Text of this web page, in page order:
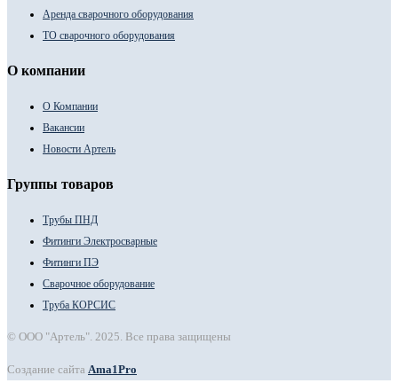
Аренда сварочного оборудования
ТО сварочного оборудования
О компании
О Компании
Вакансии
Новости Артель
Группы товаров
Трубы ПНД
Фитинги Электросварные
Фитинги ПЭ
Сварочное оборудование
Труба КОРСИС
© ООО "Артель". 2025. Все права защищены
Создание сайта Ama1Pro